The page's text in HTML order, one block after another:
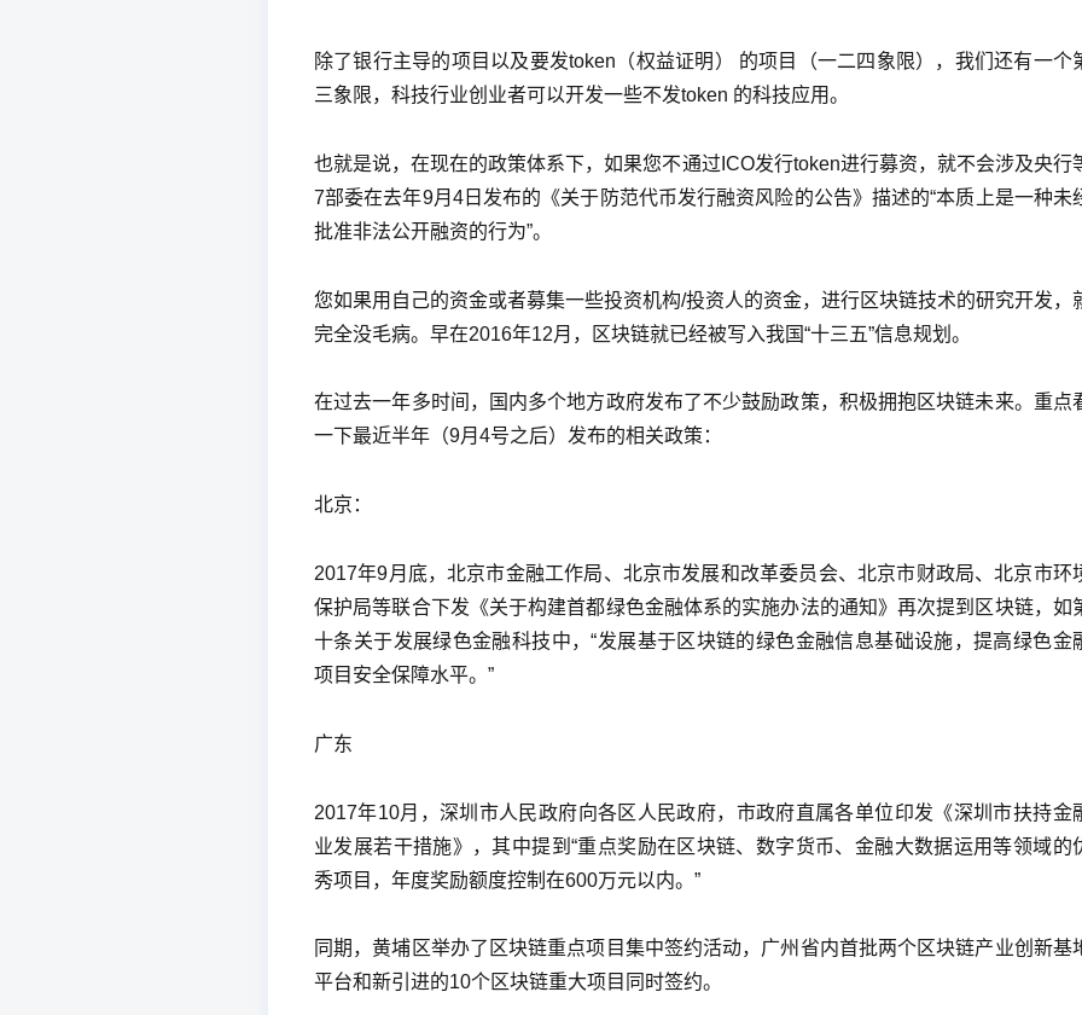
除了银行主导的项目以及要发token（权益证明） 的项目（一二四象限），我们还有一个
三象限，科技行业创业者可以开发一些不发token 的科技应用。
也就是说，在现在的政策体系下，如果您不通过ICO发行token进行募资，就不会涉及央行
7部委在去年9月4日发布的《关于防范代币发行融资风险的公告》描述的“本质上是一种未
批准非法公开融资的行为”。
您如果用自己的资金或者募集一些投资机构/投资人的资金，进行区块链技术的研究开发，
完全没毛病。早在2016年12月，区块链就已经被写入我国“十三五”信息规划。
在过去一年多时间，国内多个地方政府发布了不少鼓励政策，积极拥抱区块链未来。重点
一下最近半年（9月4号之后）发布的相关政策：
北京：
2017年9月底，北京市金融工作局、北京市发展和改革委员会、北京市财政局、北京市环
保护局等联合下发《关于构建首都绿色金融体系的实施办法的通知》再次提到区块链，如
十条关于发展绿色金融科技中，“发展基于区块链的绿色金融信息基础设施，提高绿色金
项目安全保障水平。”
广东
2017年10月，深圳市人民政府向各区人民政府，市政府直属各单位印发《深圳市扶持金
业发展若干措施》，其中提到“重点奖励在区块链、数字货币、金融大数据运用等领域的
秀项目，年度奖励额度控制在600万元以内。”
同期，黄埔区举办了区块链重点项目集中签约活动，广州省内首批两个区块链产业创新基
平台和新引进的10个区块链重大项目同时签约。